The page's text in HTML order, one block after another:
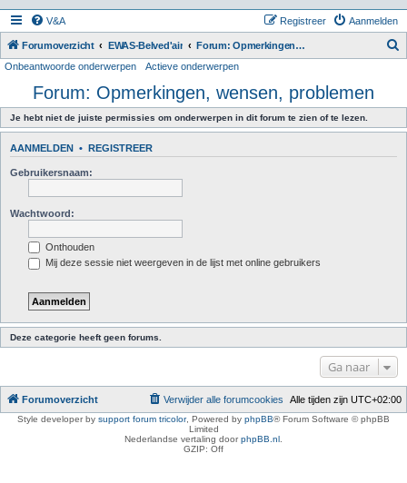
V&A Aanmelden
Registreer
Forumoverzicht EWAS-Belved'air Forum: Opmerkingen, wensen, problemen
k
Onbeantwoorde onderwerpen Actieve onderwerpen
Forum: Opmerkingen, wensen, problemen
Je hebt niet de juiste permissies om onderwerpen in dit forum te zien of te lezen.
AANMELDEN • REGISTREER
Gebruikersnaam:
Wachtwoord:
Onthouden
Mij deze sessie niet weergeven in de lijst met online gebruikers
Deze categorie heeft geen forums.
Ga naar
Forumoverzicht Alle tijden zijn UTC+02:00
Verwijder alle forumcookies
Style developer by support forum tricolor, Powered by phpBB® Forum Software © phpBB
Limited
Nederlandse vertaling doorphpBB.nl
GZIP: Off